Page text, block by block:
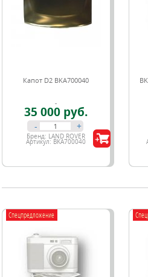
Капот D2 BKA700040
35 000 руб.
- +
Бренд: LAND ROVER
Артикул: BKA700040
Спецпредложение